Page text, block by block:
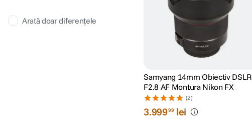
Arată doar diferențele
Samyang 14mm Obiectiv DSLR
F2.8 AF Montura Nikon FX
(2)
3.99999 lei